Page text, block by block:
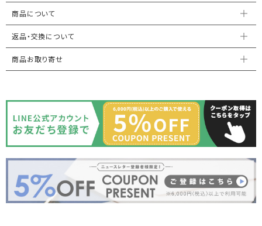
商品について
返品・交換について
商品お取り寄せ